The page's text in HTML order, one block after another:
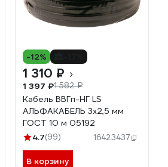
-12%
1 310 ₽
1 397 ₽1 582 ₽
Кабель ВВГп-НГ LS
АЛЬФАКАБЕЛЬ 3х2,5 мм
ГОСТ 10 м 05192
4.7(99) 16423437
В корзину